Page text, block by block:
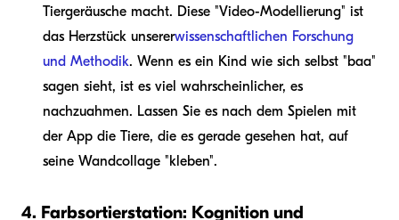
Tiergeräusche macht. Diese "Video-Modellierung" ist
das Herzstück unsererwissenschaftlichen Forschung
und Methodik. Wenn es ein Kind wie sich selbst "baa"
sagen sieht, ist es viel wahrscheinlicher, es
nachzuahmen. Lassen Sie es nach dem Spielen mit
der App die Tiere, die es gerade gesehen hat, auf
seine Wandcollage "kleben".
4. Farbsortierstation: Kognition und